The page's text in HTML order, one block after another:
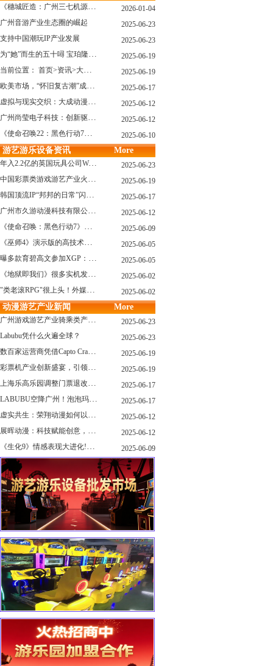
《穗城匠造：广州三七机源头的工厂店密码》
2026-01-04
广州音游产业生态圈的崛起
2025-06-23
支持中国潮玩IP产业发展
2025-06-23
为“她”而生的五十噚 宝珀隆重推出全新五十噚女士潜水腕表 2025-06-19
当前位置： 首页>资讯>大型游戏展览和新游戏厅6月大温揭幕 大型游戏展览和新游戏厅6月大温揭幕 2025-06-19
欧美市场，“怀旧复古潮”成今年爆火！ 2025-06-17
虚拟与现实交织：大成动漫如何用"数字工匠精神"重塑游艺产业价值生态 2025-06-12
广州尚莹电子科技：创新驱动，引领游艺产业智能化新浪潮 2025-06-12
《使命召唤22：黑色行动7》战役模式传闻引不满:玩家将扮演无名士兵 2025-06-10
游艺游乐设备资讯
More
年入2.2亿的英国玩具公司Wow! Stuff被收购！
2025-06-23
中国彩票类游戏游艺产业火红现状深度分析 2025-06-19
韩国顶流IP“邦邦的日常”闪现深圳 2025-06-17
广州市久游动漫科技有限公司：创新驱动，引领游艺产业新浪潮 2025-06-12
《使命召唤：黑色行动7》问题多多：或将重蹈覆辙 2025-06-09
《巫师4》演示版的高技术力能在PS5上复现吗？数毛社以为很有或许！ 2025-06-05
曝多款育碧高文参加XGP：《星球大战：亡命之徒》、《阿凡达：潘多拉边境》、《刺客信条：影》等 2025-06-05
《地狱即我们》很多实机发布！虚幻5的地狱级画质！ 2025-06-02
"类老滚RPG"很上头！外媒盛赞新作《污痕圣杯》 2025-06-02
动漫游艺产业新闻
More
广州游戏游艺产业骑乘类产品的创新革命与沉浸式体验升级
2025-06-23
Labubu凭什么火遍全球？
2025-06-23
数百家运营商凭借Capto Crane娃娃机赢得玩家青睐——您呢？ 2025-06-19
彩票机产业创新盛宴，引领数字娱乐新潮流 2025-06-19
上海乐高乐园调整门票退改政策，多项“全球首发”引关注 2025-06-17
LABUBU空降广州！泡泡玛特快闪店限时开启 2025-06-17
虚实共生：荣翔动漫如何以"科技+文化"双轮驱动重塑游艺产业新生态 2025-06-12
展晖动漫：科技赋能创意，打造沉浸式游艺新体验 2025-06-12
《生化9》情感表现大进化!眼神、颤抖细节拉满！ 2025-06-09